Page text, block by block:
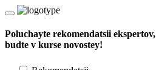
Poluchayte rekomendatsii ekspertov,
budte v kurse novostey!